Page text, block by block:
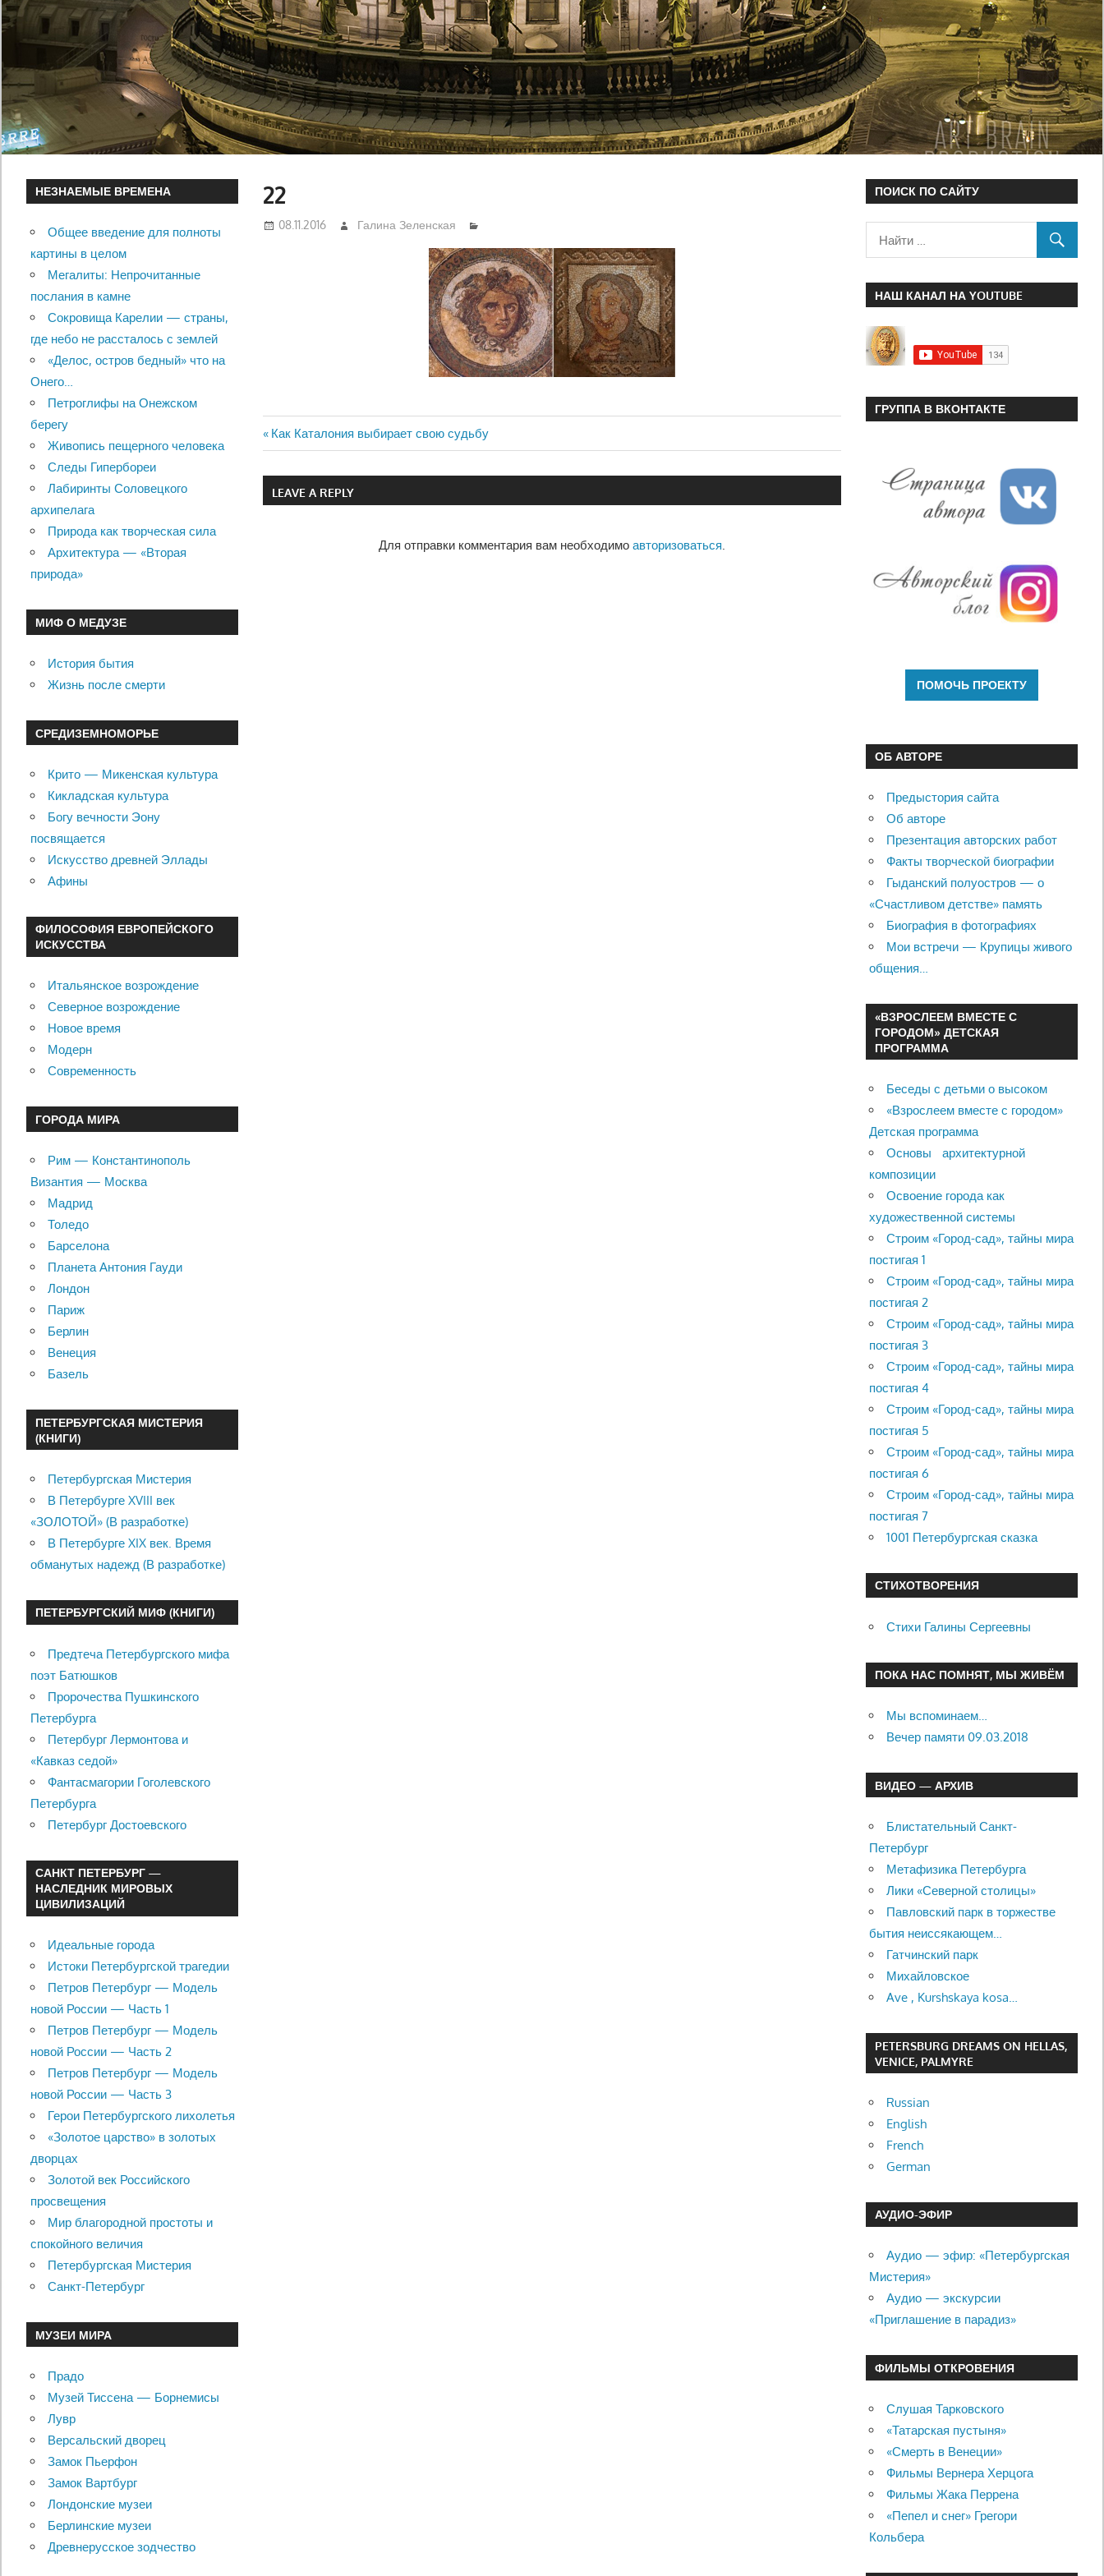
22
08.11.2016 Галина Зеленская
Навигация
по
Previous
Post:
Как Каталония выбирает свою судьбу
LEAVE A REPLY
Для отправки комментария вам необходимо авторизоваться.
НЕЗНАЕМЫЕ ВРЕМЕНА
Общее введение для полноты
картины в целом
Мегалиты: Непрочитанные
послания в камне
Сокровища Карелии — страны,
где небо не рассталось с землей
«Делос, остров бедный» что на
Онего…
Петроглифы на Онежском
берегу
Живопись пещерного человека
Следы Гипербореи
Лабиринты Соловецкого
архипелага
Природа как творческая сила
Архитектура — «Вторая
природа»
МИФ О МЕДУЗЕ
История бытия
Жизнь после смерти
СРЕДИЗЕМНОМОРЬЕ
Крито — Микенская культура
Кикладская культура
Богу вечности Эону
посвящается
Искусство древней Эллады
Афины
ФИЛОСОФИЯ ЕВРОПЕЙСКОГО
ИСКУССТВА
Итальянское возрождение
Северное возрождение
Новое время
Модерн
Современность
ГОРОДА МИРА
Рим — Константинополь
Византия — Москва
Мадрид
Толедо
Барселона
Планета Антония Гауди
Лондон
Париж
Берлин
Венеция
Базель
ПЕТЕРБУРГСКАЯ МИСТЕРИЯ
(КНИГИ)
Петербургская Мистерия
В Петербурге XVIII век
«ЗОЛОТОЙ» (В разработке)
В Петербурге XIX век. Время
обманутых надежд (В разработке)
ПЕТЕРБУРГСКИЙ МИФ (КНИГИ)
Предтеча Петербургского мифа
поэт Батюшков
Пророчества Пушкинского
Петербурга
Петербург Лермонтова и
«Кавказ седой»
Фантасмагории Гоголевского
Петербурга
Петербург Достоевского
САНКТ ПЕТЕРБУРГ —
НАСЛЕДНИК МИРОВЫХ
ЦИВИЛИЗАЦИЙ
Идеальные города
Истоки Петербургской трагедии
Петров Петербург — Модель
новой России — Часть 1
Петров Петербург — Модель
новой России — Часть 2
Петров Петербург — Модель
новой России — Часть 3
Герои Петербургского лихолетья
«Золотое царство» в золотых
дворцах
Золотой век Российского
просвещения
Мир благородной простоты и
спокойного величия
Петербургская Мистерия
Санкт-Петербург
МУЗЕИ МИРА
Прадо
Музей Тиссена — Борнемисы
Лувр
Версальский дворец
Замок Пьерфон
Замок Вартбург
Лондонские музеи
Берлинские музеи
Древнерусское зодчество
ПОИСК ПО САЙТУ
НАШ КАНАЛ НА YOUTUBE
ГРУППА В ВКОНТАКТЕ
ОБ АВТОРЕ
Предыстория сайта
Об авторе
Презентация авторских работ
Факты творческой биографии
Гыданский полуостров — о
«Счастливом детстве» память
Биография в фотографиях
Мои встречи — Крупицы живого
общения…
«ВЗРОСЛЕЕМ ВМЕСТЕ С
ГОРОДОМ» ДЕТСКАЯ
ПРОГРАММА
Беседы с детьми о высоком
«Взрослеем вместе с городом»
Детская программа
Основы архитектурной
композиции
Освоение города как
художественной системы
Строим «Город-сад», тайны мира
постигая 1
Строим «Город-сад», тайны мира
постигая 2
Строим «Город-сад», тайны мира
постигая 3
Строим «Город-сад», тайны мира
постигая 4
Строим «Город-сад», тайны мира
постигая 5
Строим «Город-сад», тайны мира
постигая 6
Строим «Город-сад», тайны мира
постигая 7
1001 Петербургская сказка
СТИХОТВОРЕНИЯ
Стихи Галины Сергеевны
ПОКА НАС ПОМНЯТ, МЫ ЖИВЁМ
Мы вспоминаем…
Вечер памяти 09.03.2018
ВИДЕО — АРХИВ
Блистательный Санкт-
Петербург
Метафизика Петербурга
Лики «Северной столицы»
Павловский парк в торжестве
бытия неиссякающем…
Гатчинский парк
Михайловское
Ave , Kurshskaya kosa…
PETERSBURG DREAMS ON HELLAS,
VENICE, PALMYRE
Russian
English
French
German
АУДИО-ЭФИР
Аудио — эфир: «Петербургская
Мистерия»
Аудио — экскурсии
«Приглашение в парадиз»
ФИЛЬМЫ ОТКРОВЕНИЯ
Слушая Тарковского
«Татарская пустыня»
«Смерть в Венеции»
Фильмы Вернера Херцога
Фильмы Жака Перрена
«Пепел и снег» Грегори
Кольбера